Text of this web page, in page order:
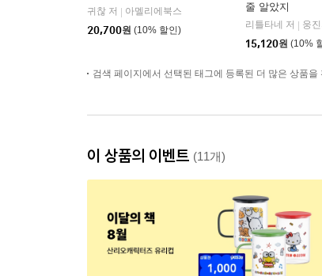
귀찮 저
아멜리에북스
20,700원 (10% 할인)
줄 알았지
리틀타네 저
웅진지
15,120원 (10%
검색 페이지에서 선택된 태그에 등록된 더 많은 상품을
이 상품의 이벤트 (11개)